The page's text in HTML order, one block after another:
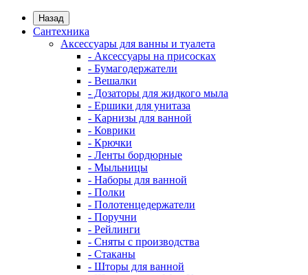
Назад
Сантехника
Аксессуары для ванны и туалета
- Аксессуары на присосках
- Бумагодержатели
- Вешалки
- Дозаторы для жидкого мыла
- Ершики для унитаза
- Карнизы для ванной
- Коврики
- Крючки
- Ленты бордюрные
- Мыльницы
- Наборы для ванной
- Полки
- Полотенцедержатели
- Поручни
- Рейлинги
- Сняты с производства
- Стаканы
- Шторы для ванной